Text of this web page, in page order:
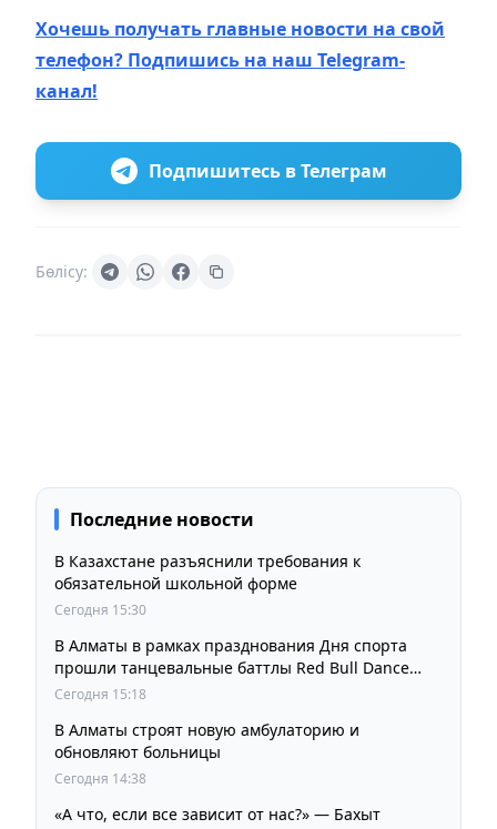
Хочешь получать главные новости на свой
телефон? Подпишись на наш Telegram-
канал!
Подпишитесь в Телеграм
Бөлісу:
Последние новости
В Казахстане разъяснили требования к
обязательной школьной форме
Сегодня 15:30
В Алматы в рамках празднования Дня спорта
прошли танцевальные баттлы Red Bull Dance
Your Style
Сегодня 15:18
В Алматы строят новую амбулаторию и
обновляют больницы
Сегодня 14:38
«А что, если все зависит от нас?» — Бахыт